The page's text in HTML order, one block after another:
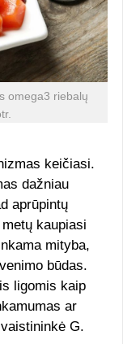
omega3 riebalų
keičiasi.
dažniau
aprūpintų
kaupiasi
mityba,
būdas.
ligomis kaip
ar
G.